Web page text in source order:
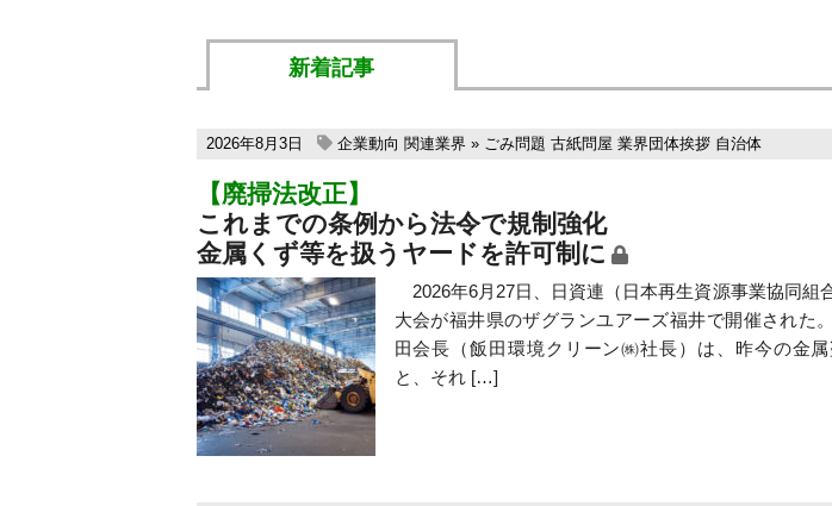
新着記事
2026年8月3日 企業動向 関連業界 » ごみ問題 古紙問屋 業界団体挨拶 自治体
【廃掃法改正】
これまでの条例から法令で規制強化
金属くず等を扱うヤードを許可制に
2026年6月27日、日資連（日本再生資源事業協同組
大会が福井県のザグランユアーズ福井で開催された
田会長（飯田環境クリーン㈱社長）は、昨今の金
と、それ […]